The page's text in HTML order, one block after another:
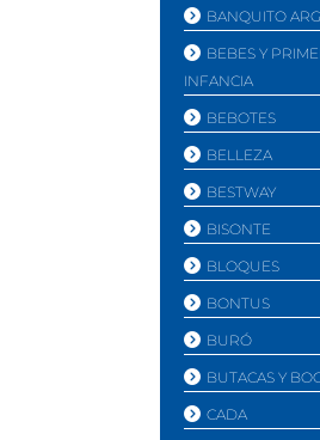
BANQUITO
BEBES Y
INFANCIA
BEBOTES
BELLEZA
BESTWAY
BISONTE
BLOQUES
BONTUS
BURÓ
BUTACAS Y
CADA